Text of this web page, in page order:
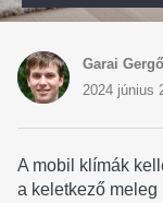
Garai Gergő
2024 június
A mobil klímák
a keletkező